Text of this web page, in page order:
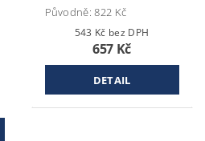
Původně:822 Kč
543 Kč bez DPH
657 Kč
DETAIL